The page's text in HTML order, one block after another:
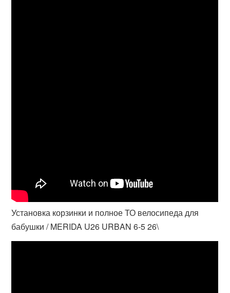
Установка корзинки и полное ТО велосипеда для
бабушки / MERIDA U26 URBAN 6-5 26\